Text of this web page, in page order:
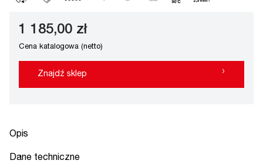
1 185,00 zł
Cena katalogowa (netto)
Znajdź sklep ›
Opis
Dane techniczne